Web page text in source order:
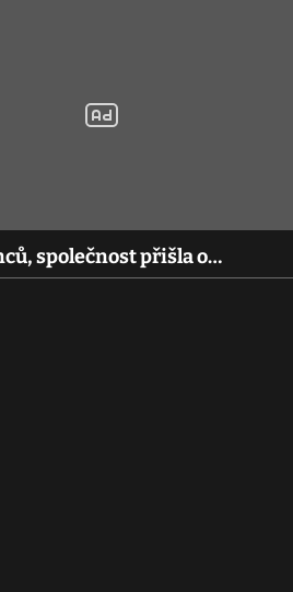
společnost přišla o…